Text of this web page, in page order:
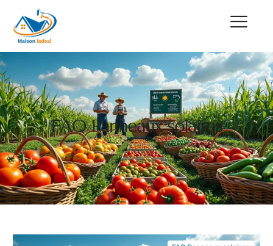
FAQ Panneaux solaires